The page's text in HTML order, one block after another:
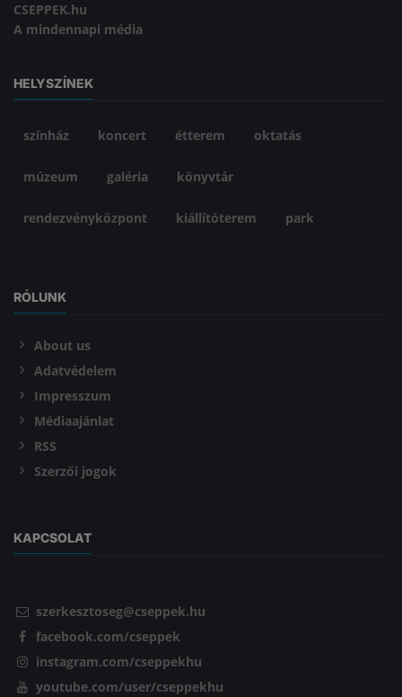
CSEPPEK.hu
A mindennapi média
HELYSZÍNEK
színház koncert étterem oktatás
múzeum galéria könyvtár
rendezvényközpont kiállítóterem park
RÓLUNK
About us
Adatvédelem
Impresszum
Médiaajánlat
RSS
Szerzői jogok
KAPCSOLAT
szerkesztoseg@cseppek.hu
facebook.com/cseppek
instagram.com/cseppekhu
youtube.com/user/cseppekhu